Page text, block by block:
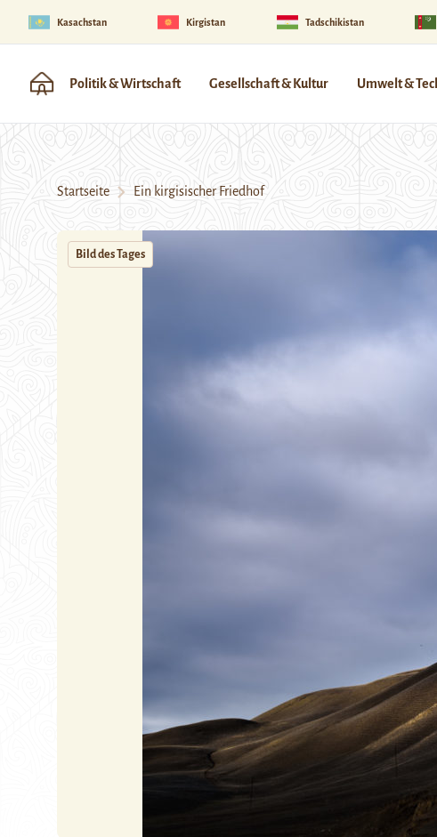
Kasachstan Kirgistan Tadschikistan
Politik & Wirtschaft Gesellschaft & Kultur Umwelt &
Startseite Ein kirgisischer Friedhof
Bild des Tages